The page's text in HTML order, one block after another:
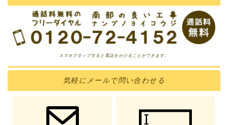
スマホでタップすると電話をかけることができます。
気軽に メールで問い合わせる